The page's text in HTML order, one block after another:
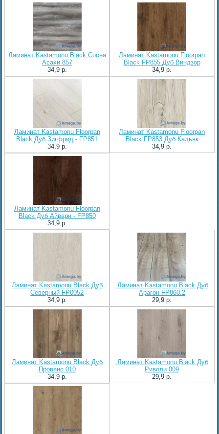
Ламинат Kastamonu Black Сосна
Асахи 857
34,9 p.
Ламинат Kastamonu Floorpan
Black FP855 Дуб Виндзор
34,9 p.
Ламинат Kastamonu Floorpan
Black Дуб Зигфрид - FP851
34,9 p.
Ламинат Kastamonu Floorpan
Black FP853 Дуб Кадьяк
34,9 p.
Ламинат Kastamonu Floorpan
Black Дуб Айвари - FP850
34,9 p.
Ламинат Kastamonu Black Дуб
Северный FP0052
34,9 p.
.Ламинат Kastamonu Black Дуб
Арагон FP860.2
29,9 p.
Ламинат Kastamonu Black Дуб
Прованс 010
34,9 p.
.Ламинат Kastamonu Black Дуб
Риволи 009
29,9 p.